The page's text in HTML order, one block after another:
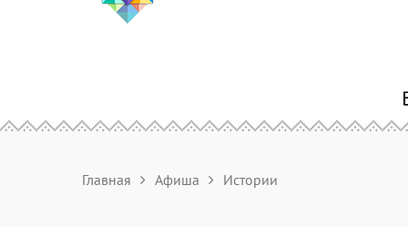
Главная Афиша Истории